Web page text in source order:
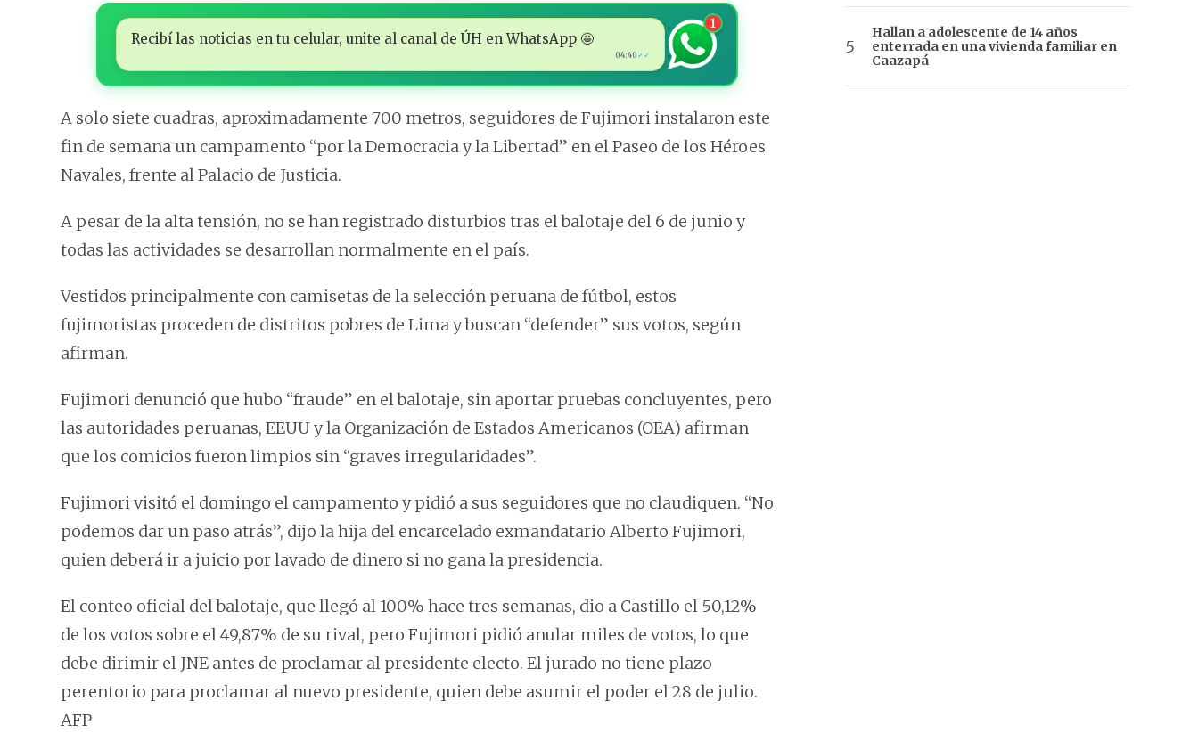
Recibí las noticias en tu celular, unite al canal de ÚH en WhatsApp 🤩
04:40 ✓✓
1
A solo siete cuadras, aproximadamente 700 metros, seguidores de Fujimori instalaron este
fin de semana un campamento “por la Democracia y la Libertad” en el Paseo de los Héroes
Navales, frente al Palacio de Justicia.
A pesar de la alta tensión, no se han registrado disturbios tras el balotaje del 6 de junio y
todas las actividades se desarrollan normalmente en el país.
Vestidos principalmente con camisetas de la selección peruana de fútbol, estos
fujimoristas proceden de distritos pobres de Lima y buscan “defender” sus votos, según
afirman.
Fujimori denunció que hubo “fraude” en el balotaje, sin aportar pruebas concluyentes, pero
las autoridades peruanas, EEUU y la Organización de Estados Americanos (OEA) afirman
que los comicios fueron limpios sin “graves irregularidades”.
Fujimori visitó el domingo el campamento y pidió a sus seguidores que no claudiquen. “No
podemos dar un paso atrás”, dijo la hija del encarcelado exmandatario Alberto Fujimori,
quien deberá ir a juicio por lavado de dinero si no gana la presidencia.
El conteo oficial del balotaje, que llegó al 100% hace tres semanas, dio a Castillo el 50,12%
de los votos sobre el 49,87% de su rival, pero Fujimori pidió anular miles de votos, lo que
debe dirimir el JNE antes de proclamar al presidente electo. El jurado no tiene plazo
perentorio para proclamar al nuevo presidente, quien debe asumir el poder el 28 de julio.
AFP
Hallan a adolescente de 14 años
enterrada en una vivienda familiar en
Caazapá